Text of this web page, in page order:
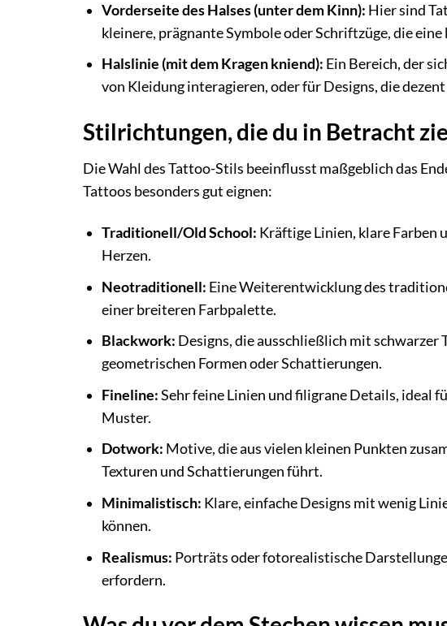
Vorderseite des Halses (unter dem Kinn): Hier sind
kleinere, prägnante Symbole oder Schriftzüge, die
Halslinie (mit dem Kragen kniend): Ein Bereich, der
von Kleidung interagieren, oder für Designs, die
Stilrichtungen, die du in Betracht
Die Wahl des Tattoo-Stils beeinflusst maßgeblich das
Tattoos besonders gut eignen:
Traditionell/Old School: Kräftige Linien, klare Farben
Herzen.
Neotraditionell: Eine Weiterentwicklung des
einer breiteren Farbpalette.
Blackwork: Designs, die ausschließlich mit
geometrischen Formen oder Schattierungen.
Fineline:Sehr feine Linien und filigrane Details, ideal
Muster.
Dotwork: Motive, die aus vielen kleinen Punkten
Texturen und Schattierungen führt.
Minimalistisch: Klare, einfache Designs mit wenig
können.
Realismus: Porträts oder fotorealistische
erfordern.